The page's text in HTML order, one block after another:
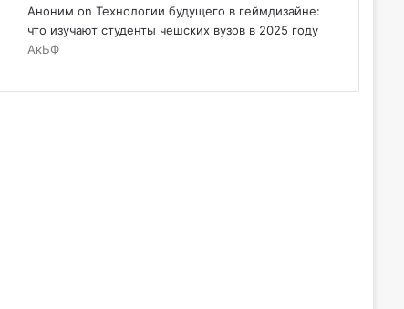
Аноним on Технологии будущего в геймдизайне:
что изучают студенты чешских вузов в 2025 году
АкЬФ